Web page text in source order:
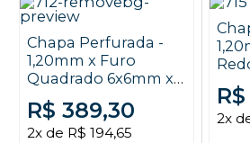
Chapa Perfurada -
1,20mm x Furo
Quadrado 6x6mm x
EC 9mm x 2x1m
R$ 389,30
2x de R$ 194,65
EC
2x